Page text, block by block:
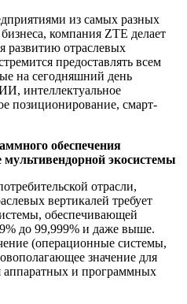
из самых разных
компания ZTE делает
развитию отраслевых
предоставлять всем
на сегодняшний день
интеллектуальное
позиционирование, смарт-
обеспечения
экосистемы
отрасли,
вертикалей требует
обеспечивающей
до 99,999% и даже выше.
(операционные системы,
значение для
аппаратных и программных